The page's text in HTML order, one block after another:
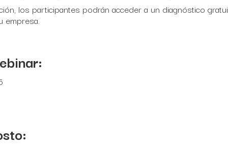
los participantes podrán acceder a un diagnóstico
empresa.